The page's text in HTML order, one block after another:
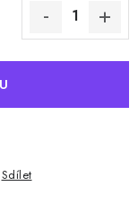
Sdílet